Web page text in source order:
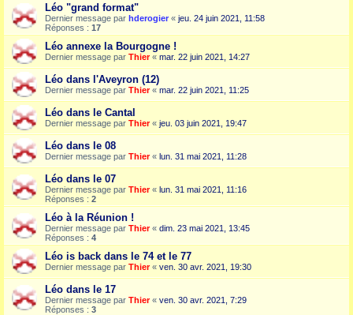
Léo "grand format"
Dernier message par hderogier « jeu. 24 juin 2021, 11:58
Réponses : 17
Léo annexe la Bourgogne !
Dernier message par Thier« mar. 22 juin 2021, 14:27
Léo dans l'Aveyron (12)
Dernier message par Thier« mar. 22 juin 2021, 11:25
Léo dans le Cantal
Dernier message par Thier« jeu. 03 juin 2021, 19:47
Léo dans le 08
Dernier message par Thier« lun. 31 mai 2021, 11:28
Léo dans le 07
Dernier message par Thier« lun. 31 mai 2021, 11:16
Réponses : 2
Léo à la Réunion !
Dernier message par Thier« dim. 23 mai 2021, 13:45
Réponses : 4
Léo is back dans le 74 et le 77
Dernier message par Thier« ven. 30 avr. 2021, 19:30
Léo dans le 17
Dernier message par Thier« ven. 30 avr. 2021, 7:29
Réponses : 3